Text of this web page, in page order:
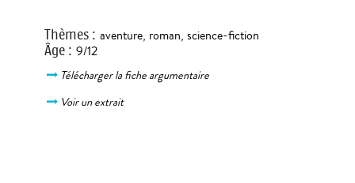
Thèmes: aventure, roman, science-fiction
Âge: 9/12
Télécharger la fiche argumentaire
Voir un extrait